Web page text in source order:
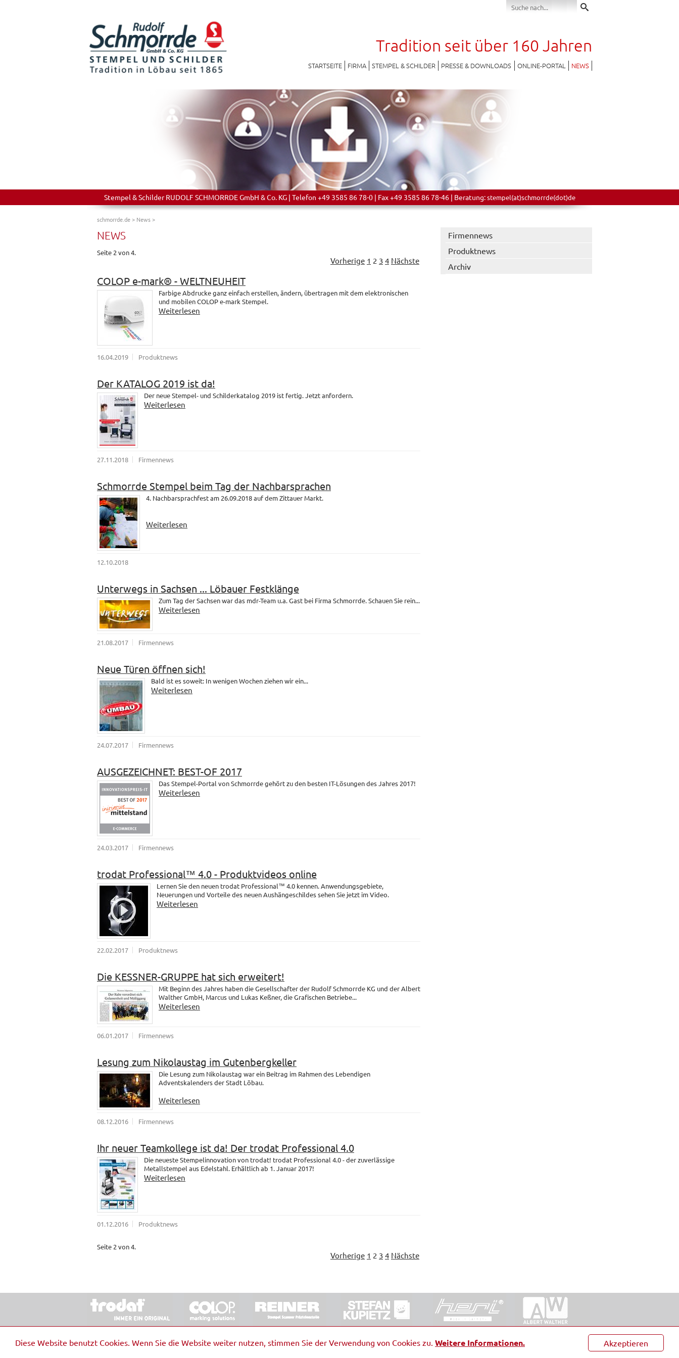
Akzeptieren
Diese Website benutzt Cookies. Wenn Sie die Website weiter nutzen, stimmen Sie der Verwendung von Cookies zu. Weitere Informationen.
Tradition seit über 160 Jahren
STARTSEITE FIRMA STEMPEL & SCHILDER PRESSE & DOWNLOADS ONLINE-PORTAL NEWS
Stempel & Schilder RUDOLF SCHMORRDE GmbH & Co. KG | Telefon +49 3585 86 78-0 | Fax +49 3585 86 78-46 | Beratung:stempel(at)schmorrde(dot)de
schmorrde.de> News>
NEWS
Seite 2 von 4.
Vorherige 1 2 3 4 Nächste
COLOP e-mark® - WELTNEUHEIT
Farbige Abdrucke ganz einfach erstellen, ändern, übertragen mit dem elektronischen
und mobilen COLOP e-mark Stempel.
Weiterlesen
16.04.2019 Produktnews
Der KATALOG 2019 ist da!
Der neue Stempel- und Schilderkatalog 2019 ist fertig. Jetzt anfordern.
Weiterlesen
27.11.2018 Firmennews
Schmorrde Stempel beim Tag der Nachbarsprachen
4. Nachbarsprachfest am 26.09.2018 auf dem Zittauer Markt.
Weiterlesen
12.10.2018
Unterwegs in Sachsen ... Löbauer Festklänge
Zum Tag der Sachsen war das mdr-Team u.a. Gast bei Firma Schmorrde. Schauen Sie rein...
Weiterlesen
21.08.2017 Firmennews
Neue Türen öffnen sich!
Bald ist es soweit: In wenigen Wochen ziehen wir ein...
Weiterlesen
24.07.2017 Firmennews
AUSGEZEICHNET: BEST-OF 2017
Das Stempel-Portal von Schmorrde gehört zu den besten IT-Lösungen des Jahres 2017!
Weiterlesen
24.03.2017 Firmennews
trodat Professional™ 4.0 - Produktvideos online
Lernen Sie den neuen trodat Professional™ 4.0 kennen. Anwendungsgebiete,
Neuerungen und Vorteile des neuen Aushängeschildes sehen Sie jetzt im Video.
Weiterlesen
22.02.2017 Produktnews
Die KESSNER-GRUPPE hat sich erweitert!
Mit Beginn des Jahres haben die Gesellschafter der Rudolf Schmorrde KG und der Albert
Walther GmbH, Marcus und Lukas Keßner, die Grafischen Betriebe...
Weiterlesen
06.01.2017 Firmennews
Lesung zum Nikolaustag im Gutenbergkeller
Die Lesung zum Nikolaustag war ein Beitrag im Rahmen des Lebendigen
Adventskalenders der Stadt Löbau.
Weiterlesen
08.12.2016 Firmennews
Ihr neuer Teamkollege ist da! Der trodat Professional 4.0
Die neueste Stempelinnovation von trodat! trodat Professional 4.0 - der zuverlässige
Metallstempel aus Edelstahl. Erhältlich ab 1. Januar 2017!
Weiterlesen
01.12.2016 Produktnews
Seite 2 von 4.
Vorherige 1 2 3 4 Nächste
Firmennews
Produktnews
Archiv
© 2026 Stempel & Schilder RUDOLF SCHMORRDE GmbH & Co. KG Impressum Barrierefreiheit Kontakt Datenschutz